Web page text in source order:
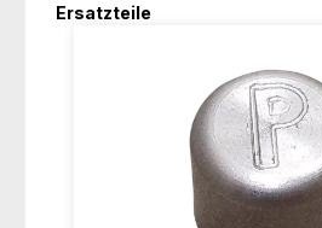
Produktgalerie überspringen
Ersatzteile